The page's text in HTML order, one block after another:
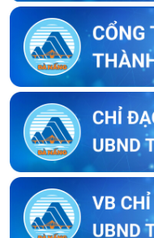
Thông báo về việc kết
giới của người sử dụng
Thông báo về việc kết
giới của người sử dụng
Thông báo về việc kết
giới thửa đất của người
Biển
Thông báo về việc kết
giới thửa đất của người